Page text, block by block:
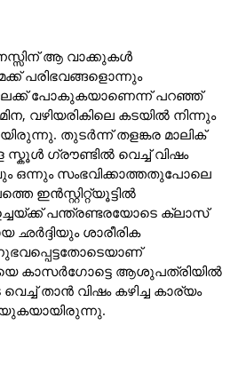
ആ വാക്കുകൾ
പരിഭവങ്ങളൊന്നും
പോകുകയാണെന്ന് പറഞ്ഞ്
വഴിയരികിലെ കടയിൽ നിന്നും
തുടർന്ന് തളങ്കര മാലിക്
സ്കൂൾ ഗ്രൗണ്ടിൽ വെച്ച് വിഷം
ഒന്നും സംഭവിക്കാത്തതുപോലെ
ഇൻസ്റ്റിറ്റ്യൂട്ടിൽ
പന്ത്രണ്ടരയോടെ ക്ലാസ്
ഛർദ്ദിയും ശാരീരിക
കാസർഗോട്ടെ ആശുപത്രിയിൽ
താൻ വിഷം കഴിച്ച കാര്യം